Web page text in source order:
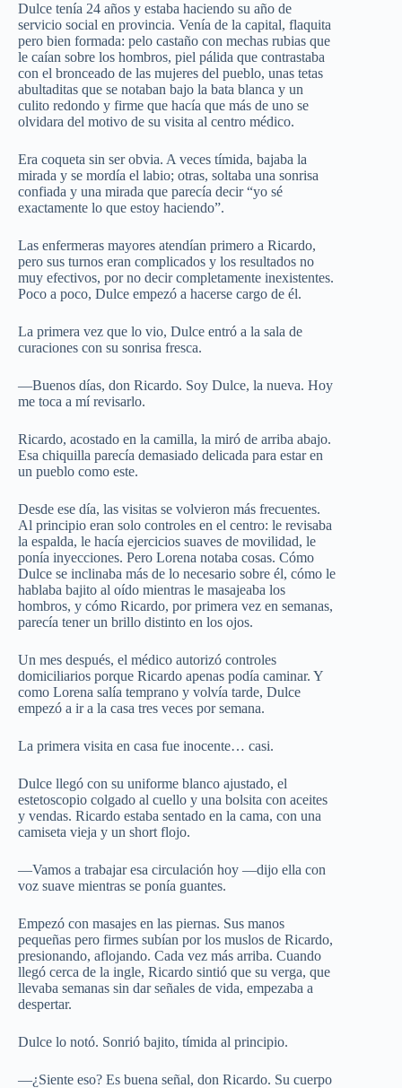
Dulce tenía 24 años y estaba haciendo su año de
servicio social en provincia. Venía de la capital, flaquita
pero bien formada: pelo castaño con mechas rubias que
le caían sobre los hombros, piel pálida que contrastaba
con el bronceado de las mujeres del pueblo, unas tetas
abultaditas que se notaban bajo la bata blanca y un
culito redondo y firme que hacía que más de uno se
olvidara del motivo de su visita al centro médico.
Era coqueta sin ser obvia. A veces tímida, bajaba la
mirada y se mordía el labio; otras, soltaba una sonrisa
confiada y una mirada que parecía decir “yo sé
exactamente lo que estoy haciendo”.
Las enfermeras mayores atendían primero a Ricardo,
pero sus turnos eran complicados y los resultados no
muy efectivos, por no decir completamente inexistentes.
Poco a poco, Dulce empezó a hacerse cargo de él.
La primera vez que lo vio, Dulce entró a la sala de
curaciones con su sonrisa fresca.
—Buenos días, don Ricardo. Soy Dulce, la nueva. Hoy
me toca a mí revisarlo.
Ricardo, acostado en la camilla, la miró de arriba abajo.
Esa chiquilla parecía demasiado delicada para estar en
un pueblo como este.
Desde ese día, las visitas se volvieron más frecuentes.
Al principio eran solo controles en el centro: le revisaba
la espalda, le hacía ejercicios suaves de movilidad, le
ponía inyecciones. Pero Lorena notaba cosas. Cómo
Dulce se inclinaba más de lo necesario sobre él, cómo le
hablaba bajito al oído mientras le masajeaba los
hombros, y cómo Ricardo, por primera vez en semanas,
parecía tener un brillo distinto en los ojos.
Un mes después, el médico autorizó controles
domiciliarios porque Ricardo apenas podía caminar. Y
como Lorena salía temprano y volvía tarde, Dulce
empezó a ir a la casa tres veces por semana.
La primera visita en casa fue inocente… casi.
Dulce llegó con su uniforme blanco ajustado, el
estetoscopio colgado al cuello y una bolsita con aceites
y vendas. Ricardo estaba sentado en la cama, con una
camiseta vieja y un short flojo.
—Vamos a trabajar esa circulación hoy —dijo ella con
voz suave mientras se ponía guantes.
Empezó con masajes en las piernas. Sus manos
pequeñas pero firmes subían por los muslos de Ricardo,
presionando, aflojando. Cada vez más arriba. Cuando
llegó cerca de la ingle, Ricardo sintió que su verga, que
llevaba semanas sin dar señales de vida, empezaba a
despertar.
Dulce lo notó. Sonrió bajito, tímida al principio.
—¿Siente eso? Es buena señal, don Ricardo. Su cuerpo